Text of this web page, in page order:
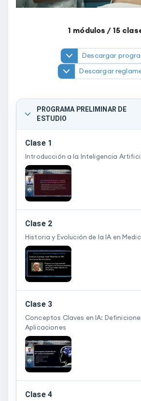
1 módulos / 15
Descargar
Descargar
PROGRAMA PRELIMINAR DE
ESTUDIO
Clase 1
Introducción a la Inteligencia
Clase 2
Historia y Evolución de la IA en
Clase 3
Conceptos Claves en IA:
Aplicaciones
Clase 4